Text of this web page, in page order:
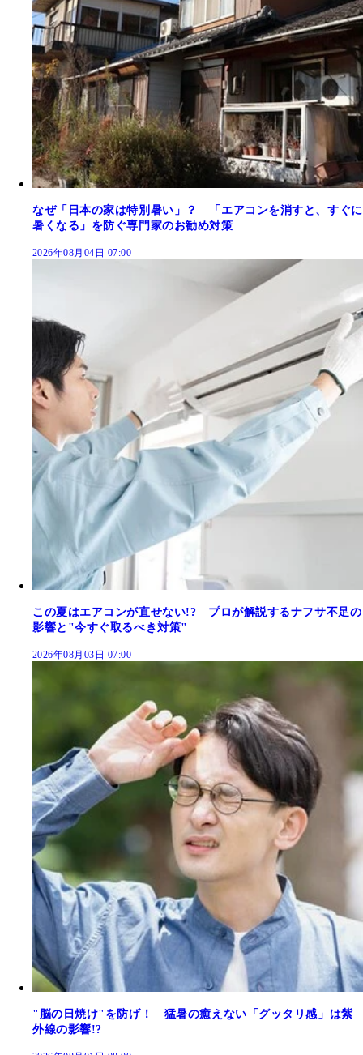
なぜ「日本の家は特別暑い」？ 「エアコンを消すと、すぐに
暑くなる」を防ぐ専門家のお勧め対策
2026年08月04日 07:00
この夏はエアコンが直せない!? プロが解説するナフサ不足の
影響と"今すぐ取るべき対策"
2026年08月03日 07:00
"脳の日焼け"を防げ！ 猛暑の癒えない「グッタリ感」は紫
外線の影響!?